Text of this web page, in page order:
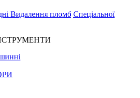
Видалення пломб Спеціальної